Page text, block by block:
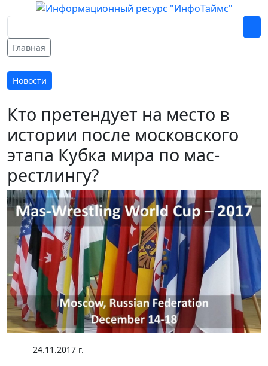
Главная
Новости
Кто претендует на место в
истории после московского
этапа Кубка мира по мас-
рестлингу?
24.11.2017 г.